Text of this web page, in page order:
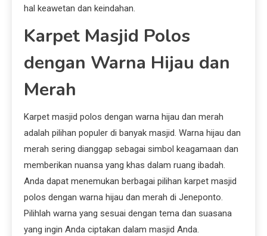
hal keawetan dan keindahan.
Karpet Masjid Polos
dengan Warna Hijau dan
Merah
Karpet masjid polos dengan warna hijau dan merah
adalah pilihan populer di banyak masjid. Warna hijau dan
merah sering dianggap sebagai simbol keagamaan dan
memberikan nuansa yang khas dalam ruang ibadah.
Anda dapat menemukan berbagai pilihan karpet masjid
polos dengan warna hijau dan merah di Jeneponto.
Pilihlah warna yang sesuai dengan tema dan suasana
yang ingin Anda ciptakan dalam masjid Anda.